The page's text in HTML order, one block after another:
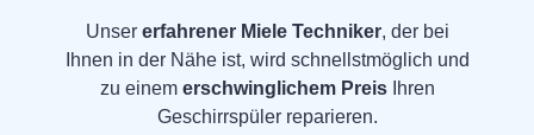
Unser erfahrener Miele Techniker, der bei
Ihnen in der Nähe ist, wird schnellstmöglich und
zu einem erschwinglichem PreisIhren
Geschirrspüler reparieren.